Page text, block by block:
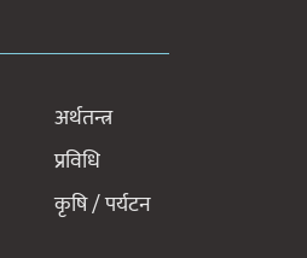
अर्थतन्त्र
प्रविधि
कृषि / पर्यटन